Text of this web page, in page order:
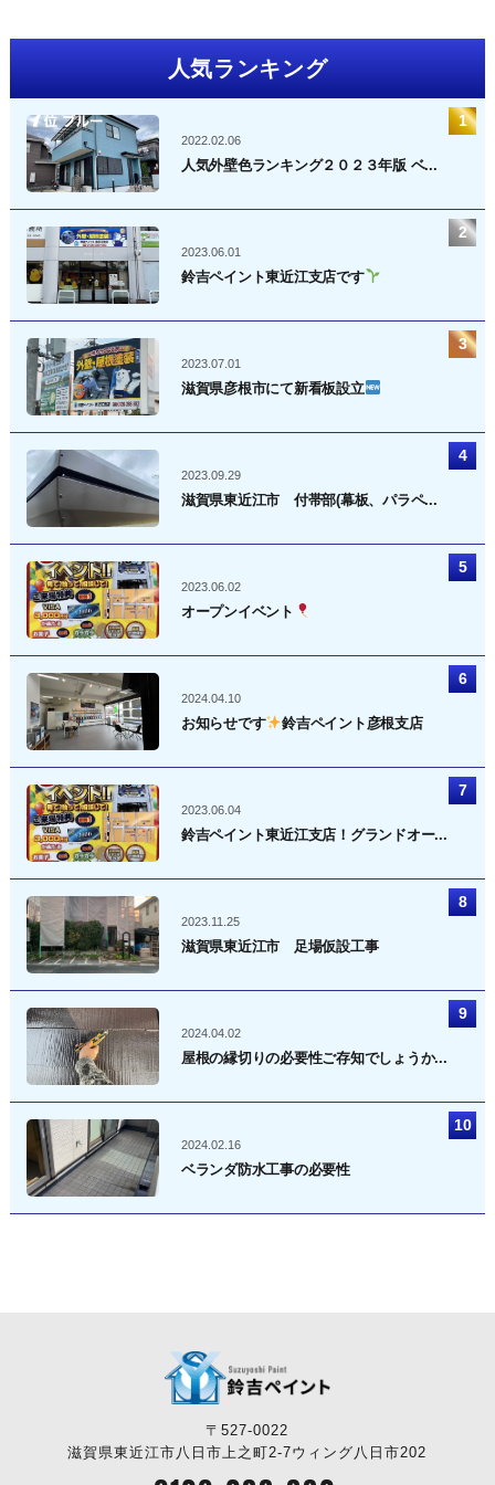
人気ランキング
2022.02.06
人気外壁色ランキング２０２３年版 ベ...
2023.06.01
鈴吉ペイント東近江支店です
2023.07.01
滋賀県彦根市にて新看板設立
2023.09.29
滋賀県東近江市 付帯部(幕板、パラペ...
2023.06.02
オープンイベント
2024.04.10
お知らせです 鈴吉ペイント彦根支店
2023.06.04
鈴吉ペイント東近江支店！グランドオー...
2023.11.25
滋賀県東近江市 足場仮設工事
2024.04.02
屋根の縁切りの必要性ご存知でしょうか...
2024.02.16
ベランダ防水工事の必要性
〒527-0022
滋賀県東近江市八日市上之町2-7ウィング八日市202